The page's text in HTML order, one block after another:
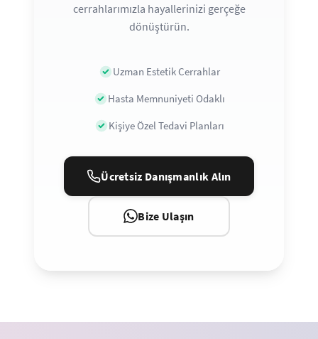
cerrahlarımızla hayallerinizi gerçeğe
dönüştürün.
Uzman Estetik Cerrahlar
Hasta Memnuniyeti Odaklı
Kişiye Özel Tedavi Planları
Ücretsiz Danışmanlık Alın
Bize Ulaşın